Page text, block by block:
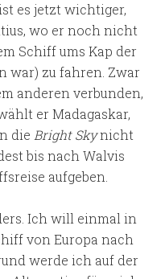
es jetzt wichtiger,
wo er noch nicht
Schiff ums Kap der
war) zu fahren. Zwar
anderen verbunden,
er Madagaskar,
die Bright Skynicht
bis nach Walvis
aufgeben.
Ich will einmal in
von Europa nach
werde ich auf der